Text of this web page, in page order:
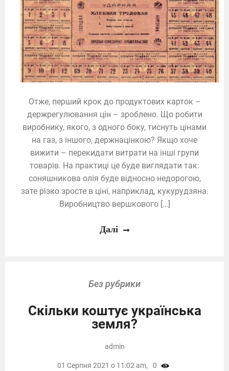
Отже, перший крок до продуктових карток –
держрегулювання цін – зроблено. Що робити
виробнику, якого, з одного боку, тиснуть цінами
на газ, з іншого, держнацінкою? Якщо хоче
вижити – перекидати витрати на інші групи
товарів. На практиці це буде виглядати так:
соняшникова олія буде відносно недорогою,
зате різко зросте в ціні, наприклад, кукурудзяна.
Виробництво вершкового […]
Далі
Без рубрики
Скільки коштує українська
земля?
admin
01 Серпня 2021 о 11:02 am, 0